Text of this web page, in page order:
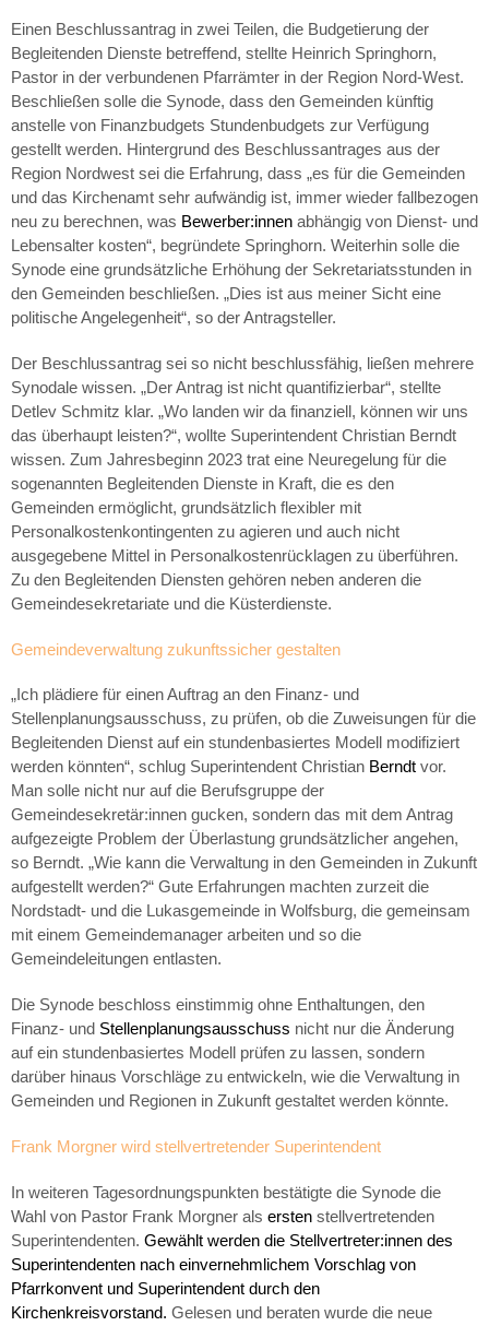
Einen Beschlussantrag in zwei Teilen, die Budgetierung der
Begleitenden Dienste betreffend, stellte Heinrich Springhorn,
Pastor in der verbundenen Pfarrämter in der Region Nord-West.
Beschließen solle die Synode, dass den Gemeinden künftig
anstelle von Finanzbudgets Stundenbudgets zur Verfügung
gestellt werden. Hintergrund des Beschlussantrages aus der
Region Nordwest sei die Erfahrung, dass „es für die Gemeinden
und das Kirchenamt sehr aufwändig ist, immer wieder fallbezogen
neu zu berechnen, was Bewerber:innen abhängig von Dienst- und
Lebensalter kosten“, begründete Springhorn. Weiterhin solle die
Synode eine grundsätzliche Erhöhung der Sekretariatsstunden in
den Gemeinden beschließen. „Dies ist aus meiner Sicht eine
politische Angelegenheit“, so der Antragsteller.
Der Beschlussantrag sei so nicht beschlussfähig, ließen mehrere
Synodale wissen. „Der Antrag ist nicht quantifizierbar“, stellte
Detlev Schmitz klar. „Wo landen wir da finanziell, können wir uns
das überhaupt leisten?“, wollte Superintendent Christian Berndt
wissen. Zum Jahresbeginn 2023 trat eine Neuregelung für die
sogenannten Begleitenden Dienste in Kraft, die es den
Gemeinden ermöglicht, grundsätzlich flexibler mit
Personalkostenkontingenten zu agieren und auch nicht
ausgegebene Mittel in Personalkostenrücklagen zu überführen.
Zu den Begleitenden Diensten gehören neben anderen die
Gemeindesekretariate und die Küsterdienste.
Gemeindeverwaltung zukunftssicher gestalten
„Ich plädiere für einen Auftrag an den Finanz- und
Stellenplanungsausschuss, zu prüfen, ob die Zuweisungen für die
Begleitenden Dienst auf ein stundenbasiertes Modell modifiziert
werden könnten“, schlug Superintendent Christian Berndt vor.
Man solle nicht nur auf die Berufsgruppe der
Gemeindesekretär:innen gucken, sondern das mit dem Antrag
aufgezeigte Problem der Überlastung grundsätzlicher angehen,
so Berndt. „Wie kann die Verwaltung in den Gemeinden in Zukunft
aufgestellt werden?“ Gute Erfahrungen machten zurzeit die
Nordstadt- und die Lukasgemeinde in Wolfsburg, die gemeinsam
mit einem Gemeindemanager arbeiten und so die
Gemeindeleitungen entlasten.
Die Synode beschloss einstimmig ohne Enthaltungen, den
Finanz- und Stellenplanungsausschuss nicht nur die Änderung
auf ein stundenbasiertes Modell prüfen zu lassen, sondern
darüber hinaus Vorschläge zu entwickeln, wie die Verwaltung in
Gemeinden und Regionen in Zukunft gestaltet werden könnte.
Frank Morgner wird stellvertretender Superintendent
In weiteren Tagesordnungspunkten bestätigte die Synode die
Wahl von Pastor Frank Morgner als ersten stellvertretenden
Superintendenten. Gewählt werden die Stellvertreter:innen des
Superintendenten nach einvernehmlichem Vorschlag von
Pfarrkonvent und Superintendent durch den
Kirchenkreisvorstand. Gelesen und beraten wurde die neue